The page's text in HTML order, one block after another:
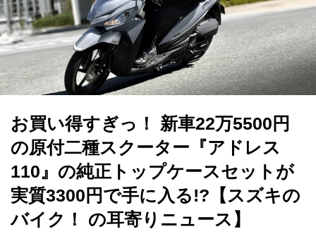
お買い得すぎっ！ 新車22万5500円
の原付二種スクーター『アドレス
110』の純正トップケースセットが
実質3300円で手に入る!?【スズキの
バイク！ の耳寄りニュース】